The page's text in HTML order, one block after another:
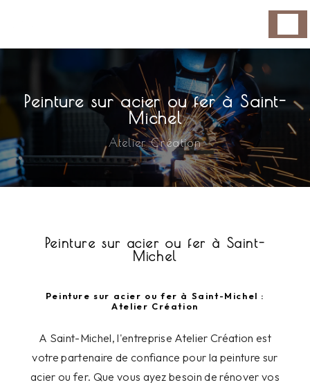
Peinture sur acier ou fer à Saint-
Michel
Atelier Création
Peinture sur acier ou fer à Saint-
Michel
Peinture sur acier ou fer à Saint-Michel :
Atelier Création
A Saint-Michel, l'entreprise Atelier Création est
votre partenaire de confiance pour la peinture sur
acier ou fer. Que vous ayez besoin de rénover vos